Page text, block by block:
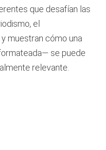
que desafían las
el
muestran cómo una
se puede
relevante.